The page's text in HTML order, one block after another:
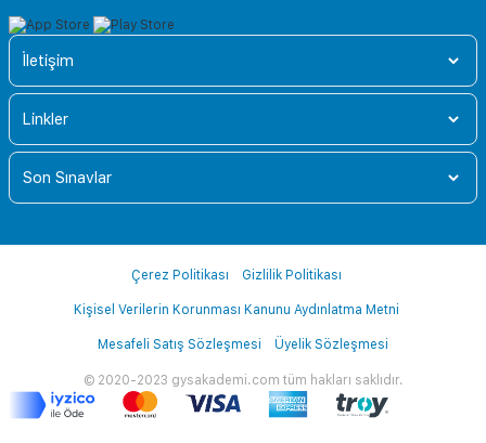
İletişim
Linkler
Son Sınavlar
© 2020-2023 gysakademi.com tüm hakları saklıdır.
Çerez Politikası Gizlilik Politikası
Kişisel Verilerin Korunması Kanunu Aydınlatma Metni
Mesafeli Satış Sözleşmesi Üyelik Sözleşmesi